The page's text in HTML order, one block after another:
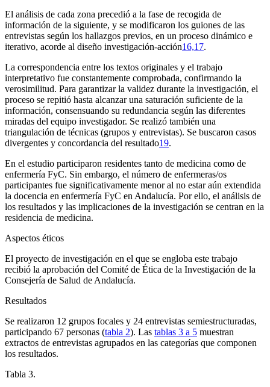
El análisis de cada zona precedió a la fase de recogida de
información de la siguiente, y se modificaron los guiones de las
entrevistas según los hallazgos previos, en un proceso dinámico e
iterativo, acorde al diseño investigación-acción16,17.
La correspondencia entre los textos originales y el trabajo
interpretativo fue constantemente comprobada, confirmando la
verosimilitud. Para garantizar la validez durante la investigación, el
proceso se repitió hasta alcanzar una saturación suficiente de la
información, consensuando su redundancia según las diferentes
miradas del equipo investigador. Se realizó también una
triangulación de técnicas (grupos y entrevistas). Se buscaron casos
divergentes y concordancia del resultado19.
En el estudio participaron residentes tanto de medicina como de
enfermería FyC. Sin embargo, el número de enfermeras/os
participantes fue significativamente menor al no estar aún extendida
la docencia en enfermería FyC en Andalucía. Por ello, el análisis de
los resultados y las implicaciones de la investigación se centran en la
residencia de medicina.
Aspectos éticos
El proyecto de investigación en el que se engloba este trabajo
recibió la aprobación del Comité de Ética de la Investigación de la
Consejería de Salud de Andalucía.
Resultados
Se realizaron 12 grupos focales y 24 entrevistas semiestructuradas,
participando 67 personas (tabla 2). Las tablas 3 a 5 muestran
extractos de entrevistas agrupados en las categorías que componen
los resultados.
Tabla 3.